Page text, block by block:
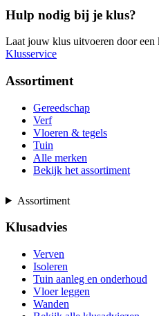
Hulp nodig bij je klus?
Laat jouw klus uitvoeren door een
Klusservice
Assortiment
Gereedschap
Verf
Vloeren & tegels
Tuin
Alle merken
Bekijk het assortiment
Assortiment
Klusadvies
Verven
Isoleren
Tuin aanleg en onderhoud
Vloer leggen
Wanden